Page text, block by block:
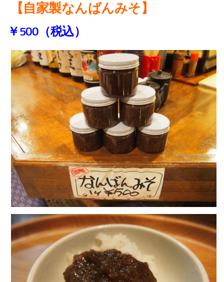
【自家製なんばんみそ】
￥500（税込）